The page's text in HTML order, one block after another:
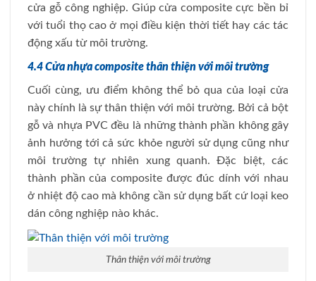
cửa gỗ công nghiệp. Giúp cửa composite cực bền bỉ
với tuổi thọ cao ở mọi điều kiện thời tiết hay các tác
động xấu từ môi trường.
4.4 Cửa nhựa composite thân thiện với môi trường
Cuối cùng, ưu điểm không thể bỏ qua của loại cửa
này chính là sự thân thiện với môi trường. Bởi cả bột
gỗ và nhựa PVC đều là những thành phần không gây
ảnh hưởng tới cả sức khỏe người sử dụng cũng như
môi trường tự nhiên xung quanh. Đặc biệt, các
thành phần của composite được đúc dính với nhau
ở nhiệt độ cao mà không cần sử dụng bất cứ loại keo
dán công nghiệp nào khác.
Thân thiện với môi trường